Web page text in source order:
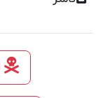
لیست